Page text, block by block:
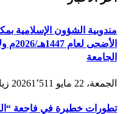
مندوبية الشؤون الإسلامية
الجامعة
الجمعة، 22 مايو 2026 1٬511
تطورات خطيرة في فاجعة